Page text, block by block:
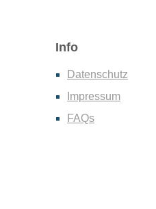
Info
Datenschutz
Impressum
FAQs